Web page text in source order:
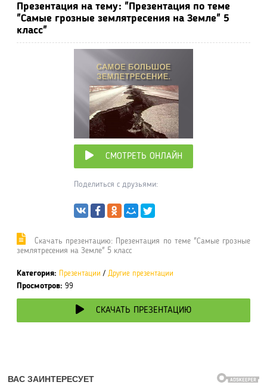
Презентация на тему: "Презентация по теме
"Самые грозные землятресения на Земле" 5
класс"
СМОТРЕТЬ ОНЛАЙН
Поделиться с друзьями:
Cкачать презентацию: Презентация по теме "Самые грозные
землятресения на Земле" 5 класс
Категория: Презентации / Другие презентации
Просмотров: 99
СКАЧАТЬ ПРЕЗЕНТАЦИЮ